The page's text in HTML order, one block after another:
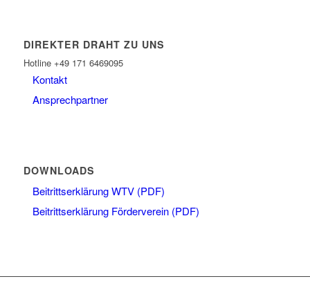
DIREKTER DRAHT ZU UNS
Hotline +49 171 6469095
Kontakt
Ansprechpartner
DOWNLOADS
Beitrittserklärung WTV (PDF)
Beitrittserklärung Förderverein (PDF)